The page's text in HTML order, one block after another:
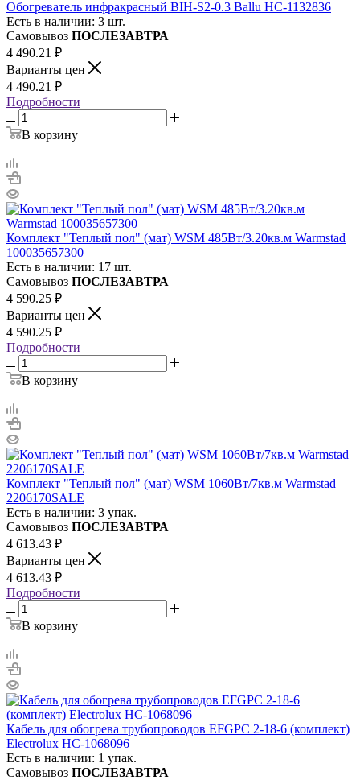
Обогреватель инфракрасный BIH-S2-0.3 Ballu НС-1132836
Есть в наличии: 3 шт.
Самовывоз ПОСЛЕЗАВТРА
4 490.21 ₽
Варианты цен
4 490.21 ₽
Подробности
В корзину
Комплект "Теплый пол" (мат) WSM 485Вт/3.20кв.м Warmstad
100035657300
Есть в наличии: 17 шт.
Самовывоз ПОСЛЕЗАВТРА
4 590.25 ₽
Варианты цен
4 590.25 ₽
Подробности
В корзину
Комплект "Теплый пол" (мат) WSM 1060Вт/7кв.м Warmstad
2206170SALE
Есть в наличии: 3 упак.
Самовывоз ПОСЛЕЗАВТРА
4 613.43 ₽
Варианты цен
4 613.43 ₽
Подробности
В корзину
Кабель для обогрева трубопроводов EFGPC 2-18-6 (комплект)
Electrolux НС-1068096
Есть в наличии: 1 упак.
Самовывоз ПОСЛЕЗАВТРА